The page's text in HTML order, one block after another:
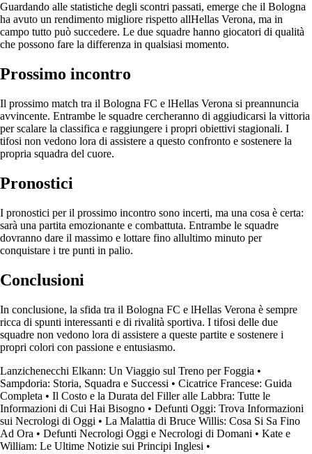
Guardando alle statistiche degli scontri passati, emerge che il Bologna
ha avuto un rendimento migliore rispetto allHellas Verona, ma in
campo tutto può succedere. Le due squadre hanno giocatori di qualità
che possono fare la differenza in qualsiasi momento.
Prossimo incontro
Il prossimo match tra il Bologna FC e lHellas Verona si preannuncia
avvincente. Entrambe le squadre cercheranno di aggiudicarsi la vittoria
per scalare la classifica e raggiungere i propri obiettivi stagionali. I
tifosi non vedono lora di assistere a questo confronto e sostenere la
propria squadra del cuore.
Pronostici
I pronostici per il prossimo incontro sono incerti, ma una cosa è certa:
sarà una partita emozionante e combattuta. Entrambe le squadre
dovranno dare il massimo e lottare fino allultimo minuto per
conquistare i tre punti in palio.
Conclusioni
In conclusione, la sfida tra il Bologna FC e lHellas Verona è sempre
ricca di spunti interessanti e di rivalità sportiva. I tifosi delle due
squadre non vedono lora di assistere a queste partite e sostenere i
propri colori con passione e entusiasmo.
Lanzichenecchi Elkann: Un Viaggio sul Treno per Foggia •
Sampdoria: Storia, Squadra e Successi • Cicatrice Francese: Guida
Completa • Il Costo e la Durata del Filler alle Labbra: Tutte le
Informazioni di Cui Hai Bisogno • Defunti Oggi: Trova Informazioni
sui Necrologi di Oggi • La Malattia di Bruce Willis: Cosa Si Sa Fino
Ad Ora • Defunti Necrologi Oggi e Necrologi di Domani • Kate e
William: Le Ultime Notizie sui Principi Inglesi •